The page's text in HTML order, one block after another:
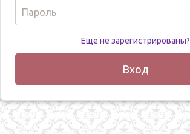
Еще не зарегистрированы?
Вход